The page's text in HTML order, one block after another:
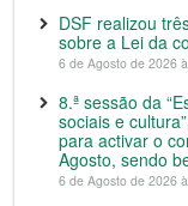
DSF realizou
sobre a Lei da
6 de Agosto de 2026
8.ª sessão da
sociais e
para activar o
Agosto, sendo
6 de Agosto de 2026